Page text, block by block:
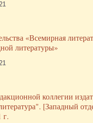
«Всемирная
литературы»
коллегии
[Западный
г.